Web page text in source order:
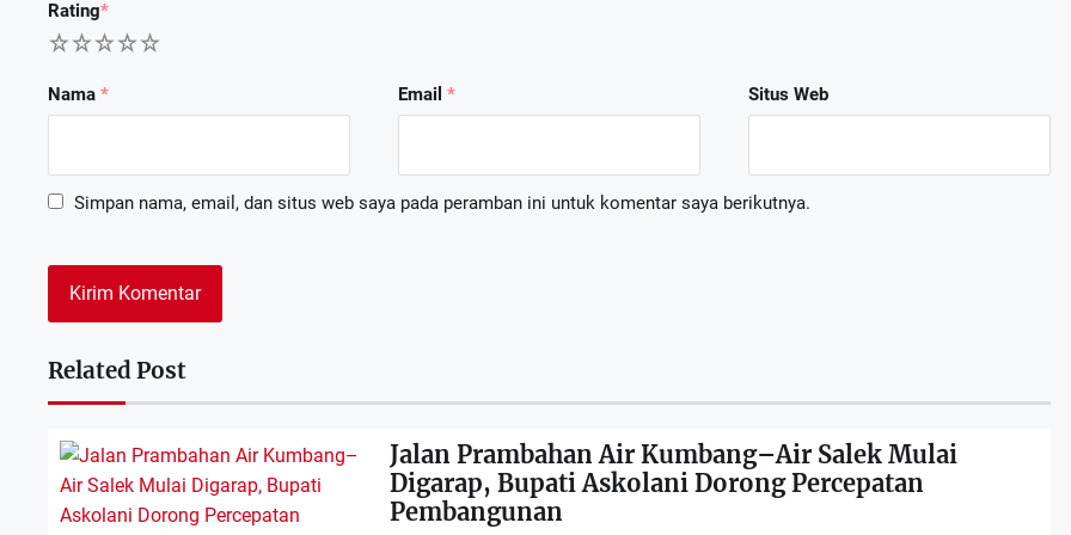
Rating*
5
4
3
2
Nama * Email* Situs Web
Simpan nama, email, dan situs web saya pada peramban ini untuk komentar saya berikutnya.
Related Post
Jalan Prambahan Air Kumbang–Air Salek Mulai
Digarap, Bupati Askolani Dorong Percepatan
Pembangunan
RDP Komisi II DPRD Kabupaten Banyuasin Tekankan Kepatuhan Regulasi Perusahaan
FEBRUARI 26, 2026